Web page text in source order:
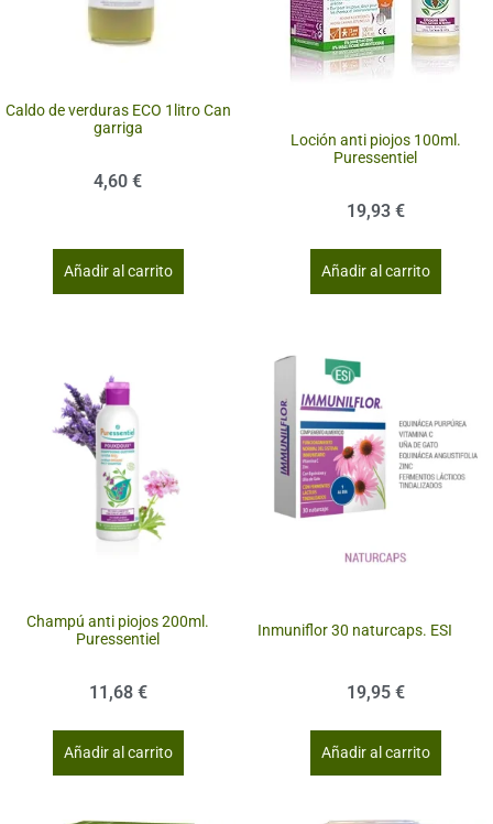
Caldo de verduras ECO 1litro Can
garriga
4,60 €
Añadir al carrito
Loción anti piojos 100ml.
Puressentiel
19,93 €
Añadir al carrito
Champú anti piojos 200ml.
Puressentiel
11,68 €
Añadir al carrito
Inmuniflor 30 naturcaps. ESI
19,95 €
Añadir al carrito